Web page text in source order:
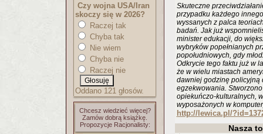
Czy wojna USA/Iran
skoczy się w 2026?
Raczej tak
Chyba tak
Nie wiem
Chyba nie
Raczej nie
Oddano 121 głosów.
Chcesz wiedzieć więcej?
Zamów dobrą książkę.
Propozycje Racjonalisty:
Skuteczne
przypadku każdego
wyssanych z palca
badań. Jak już
minister edukacji, do
wybryków popełnianych
popołudniowych, gdy
Odkrycie tego faktu już w
że w wielu miastach
dawniej godzinę policyjną
egzekwowania.
opiekuńczo-kulturalnych,
wyposażonych w
http://lewica.pl/
Nasza